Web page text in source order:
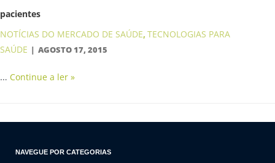
pacientes
NOTÍCIAS DO MERCADO DE SAÚDE, TECNOLOGIAS PARA
SAÚDE
AGOSTO 17, 2015
… Continue a ler »
NAVEGUE POR CATEGORIAS